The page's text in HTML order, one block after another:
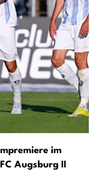
im
Augsburg II